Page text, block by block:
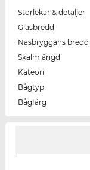
Storlekar & detaljer
Glasbredd
Näsbryggans bredd
Skalmlängd
Kateori
Bågtyp
Bågfärg